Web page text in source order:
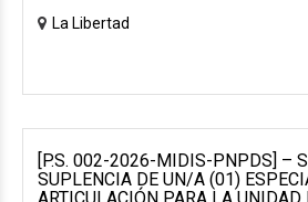
La Libertad
[P.S. 002-2026-MIDIS-PNPDS] –
SUPLENCIA DE UN/A (01)